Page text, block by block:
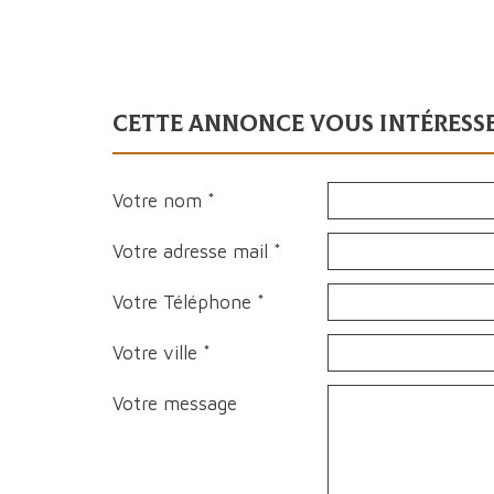
cette annonce vous
Votre nom *
Votre adresse mail *
Votre Téléphone *
Votre ville *
Votre message